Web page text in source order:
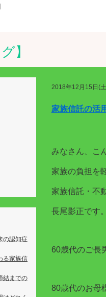
】
の認知症
る家族信
結までの
2018年12月15日(
家族信託の
みなさん、こ
家族の負担を
家族信託・不
長尾影正です。
60歳代のご長
80歳代のお母